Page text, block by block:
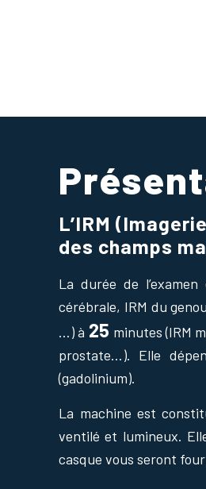
L’IRM
des champs
La durée de
cérébrale, IRM du
…) à 25 minutes (IRM
prostate…). Elle
(gadolinium).
La machine est
ventilé et lumineux.
casque vous seront